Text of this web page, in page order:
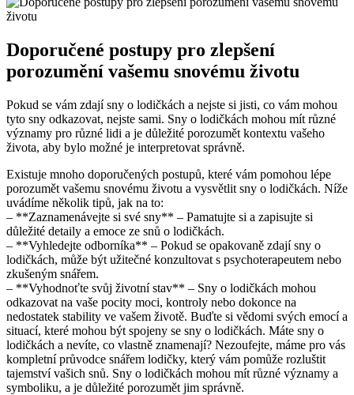
Doporučené postupy pro zlepšení
porozumění vašemu snovému životu
Pokud se vám zdají sny o lodičkách a nejste si jisti, co vám mohou
tyto sny odkazovat, nejste sami. Sny o lodičkách mohou mít různé
významy pro různé lidi a je důležité porozumět kontextu vašeho
života, aby bylo možné je interpretovat správně.
Existuje mnoho doporučených postupů, které vám pomohou lépe
porozumět vašemu snovému životu a vysvětlit sny o lodičkách. Níže
uvádíme několik tipů, jak na to:
– **Zaznamenávejte si své sny** – Pamatujte si a zapisujte si
důležité detaily a emoce ze snů o lodičkách.
– **Vyhledejte odborníka** – Pokud se opakovaně zdají sny o
lodičkách, může být užitečné konzultovat s psychoterapeutem nebo
zkušeným snářem.
– **Vyhodnoťte svůj životní stav** – Sny o lodičkách mohou
odkazovat na vaše pocity moci, kontroly nebo dokonce na
nedostatek stability ve vašem životě. Buďte si vědomi svých emocí a
situací, které mohou být spojeny se sny o lodičkách. Máte sny o
lodičkách a nevíte, co vlastně znamenají? Nezoufejte, máme pro vás
kompletní průvodce snářem lodičky, který vám pomůže rozluštit
tajemství vašich snů. Sny o lodičkách mohou mít různé významy a
symboliku, a je důležité porozumět jim správně.